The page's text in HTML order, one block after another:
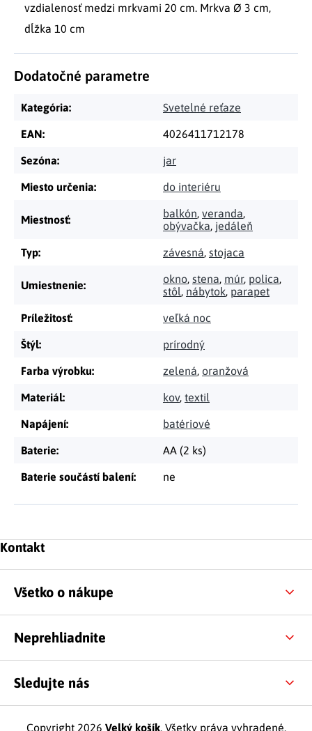
vzdialenosť medzi mrkvami 20 cm. Mrkva Ø 3 cm,
dĺžka 10 cm
Dodatočné parametre
Kategória: Svetelné reťaze
EAN: 4026411712178
Sezóna: jar
Miesto určenia: do interiéru
Miestnosť: balkón, veranda,
obývačka, jedáleň
Typ: závesná, stojaca
Umiestnenie: okno, stena, múr, polica,
stôl, nábytok, parapet
Príležitosť: veľká noc
Štýl: prírodný
Farba výrobku: zelená, oranžová
Materiál: kov, textil
Napájení: batériové
Baterie: AA (2 ks)
Baterie součástí balení: ne
Zápätie
Kontakt
Všetko o nákupe
Neprehliadnite
Sledujte nás
Copyright 2026 Velký košík. Všetky práva vyhradené.